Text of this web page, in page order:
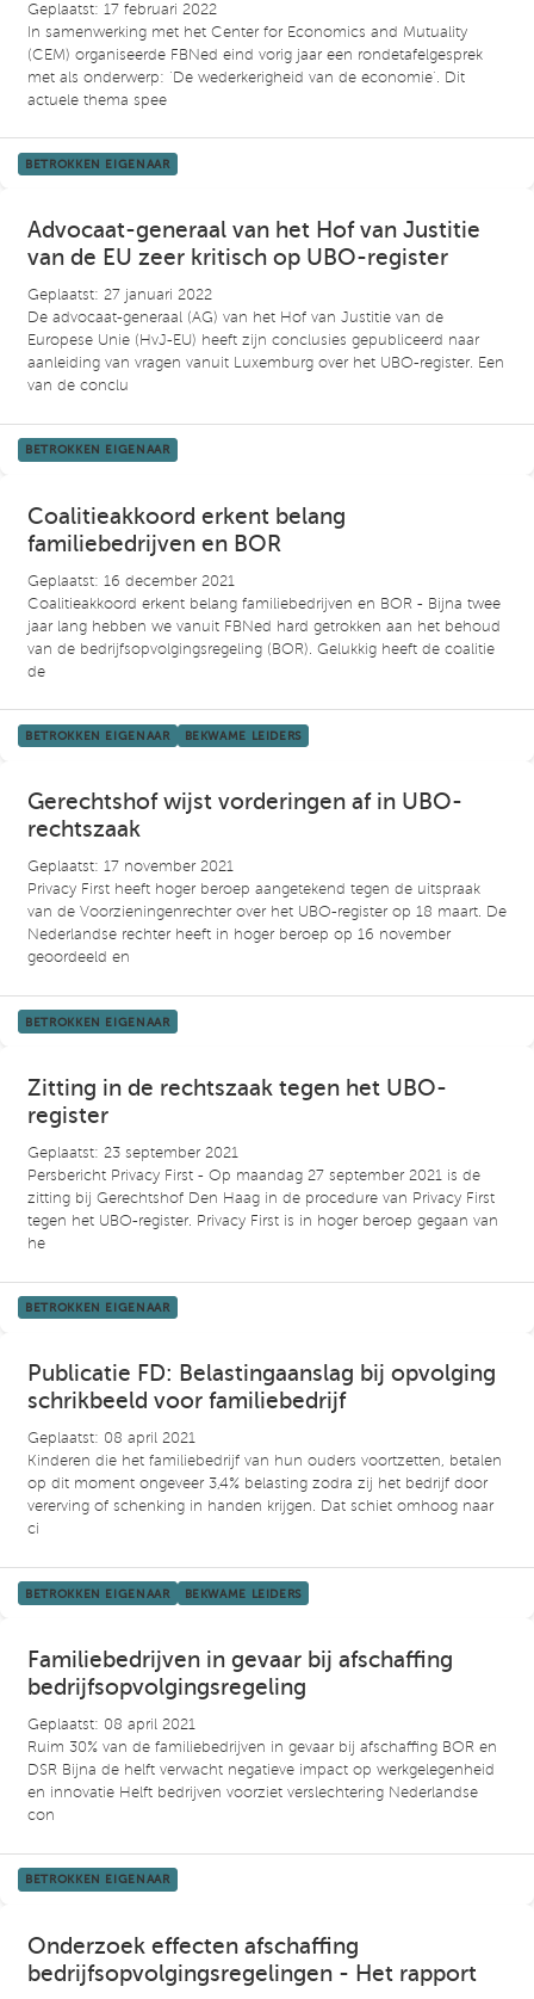
Geplaatst: 17 februari 2022
In samenwerking met het Center for Economics and Mutuality
(CEM) organiseerde FBNed eind vorig jaar een rondetafelgesprek
met als onderwerp: ‘De wederkerigheid van de economie’. Dit
actuele thema spee
BETROKKEN EIGENAAR
Advocaat-generaal van het Hof van Justitie
van de EU zeer kritisch op UBO-register
Geplaatst: 27 januari 2022
De advocaat-generaal (AG) van het Hof van Justitie van de
Europese Unie (HvJ-EU) heeft zijn conclusies gepubliceerd naar
aanleiding van vragen vanuit Luxemburg over het UBO-register. Een
van de conclu
BETROKKEN EIGENAAR
Coalitieakkoord erkent belang
familiebedrijven en BOR
Geplaatst: 16 december 2021
Coalitieakkoord erkent belang familiebedrijven en BOR - Bijna twee
jaar lang hebben we vanuit FBNed hard getrokken aan het behoud
van de bedrijfsopvolgingsregeling (BOR). Gelukkig heeft de coalitie
de
BETROKKEN EIGENAAR BEKWAME LEIDERS
Gerechtshof wijst vorderingen af in UBO-
rechtszaak
Geplaatst: 17 november 2021
Privacy First heeft hoger beroep aangetekend tegen de uitspraak
van de Voorzieningenrechter over het UBO-register op 18 maart. De
Nederlandse rechter heeft in hoger beroep op 16 november
geoordeeld en
BETROKKEN EIGENAAR
Zitting in de rechtszaak tegen het UBO-
register
Geplaatst: 23 september 2021
Persbericht Privacy First - Op maandag 27 september 2021 is de
zitting bij Gerechtshof Den Haag in de procedure van Privacy First
tegen het UBO-register. Privacy First is in hoger beroep gegaan van
he
BETROKKEN EIGENAAR
Publicatie FD: Belastingaanslag bij opvolging
schrikbeeld voor familiebedrijf
Geplaatst: 08 april 2021
Kinderen die het familiebedrijf van hun ouders voortzetten, betalen
op dit moment ongeveer 3,4% belasting zodra zij het bedrijf door
vererving of schenking in handen krijgen. Dat schiet omhoog naar
ci
BETROKKEN EIGENAAR BEKWAME LEIDERS
Familiebedrijven in gevaar bij afschaffing
bedrijfsopvolgingsregeling
Geplaatst: 08 april 2021
Ruim 30% van de familiebedrijven in gevaar bij afschaffing BOR en
DSR Bijna de helft verwacht negatieve impact op werkgelegenheid
en innovatie Helft bedrijven voorziet verslechtering Nederlandse
con
BETROKKEN EIGENAAR
Onderzoek effecten afschaffing
bedrijfsopvolgingsregelingen - Het rapport